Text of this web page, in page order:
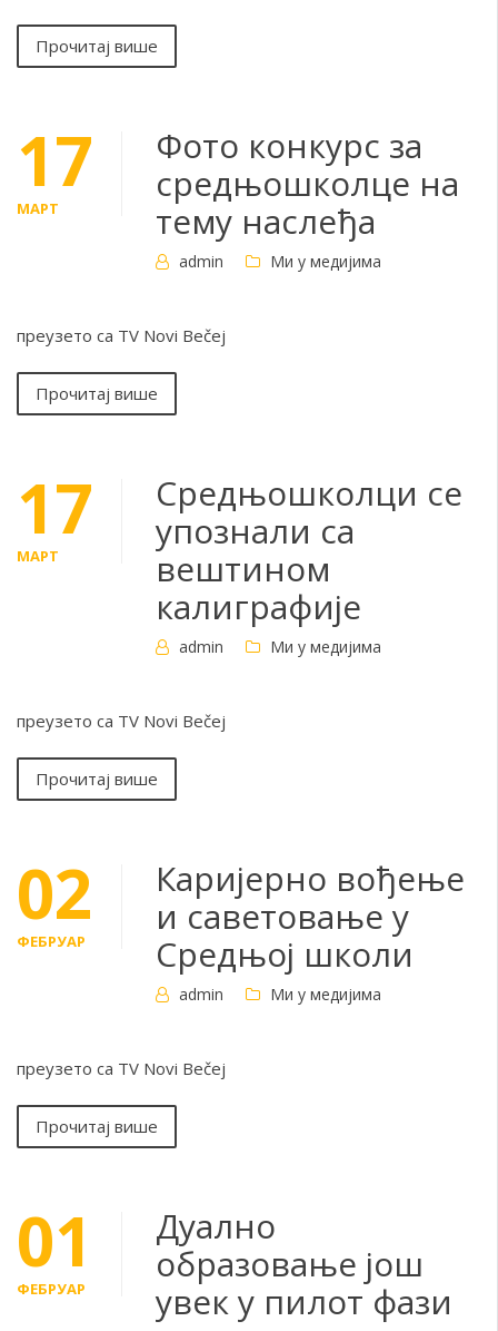
Прочитај више
17
МАРТ
Фото конкурс за
средњошколце на
тему наслеђа
admin Ми у медијима
преузето са TV Novi Bečej
Прочитај више
17
МАРТ
Средњошколци се
упознали са
вештином
калиграфије
admin Ми у медијима
преузето са TV Novi Bečej
Прочитај више
02
ФЕБРУАР
Каријерно вођење
и саветовање у
Средњој школи
admin Ми у медијима
преузето са TV Novi Bečej
Прочитај више
01
ФЕБРУАР
Дуално
образовање још
увек у пилот фази